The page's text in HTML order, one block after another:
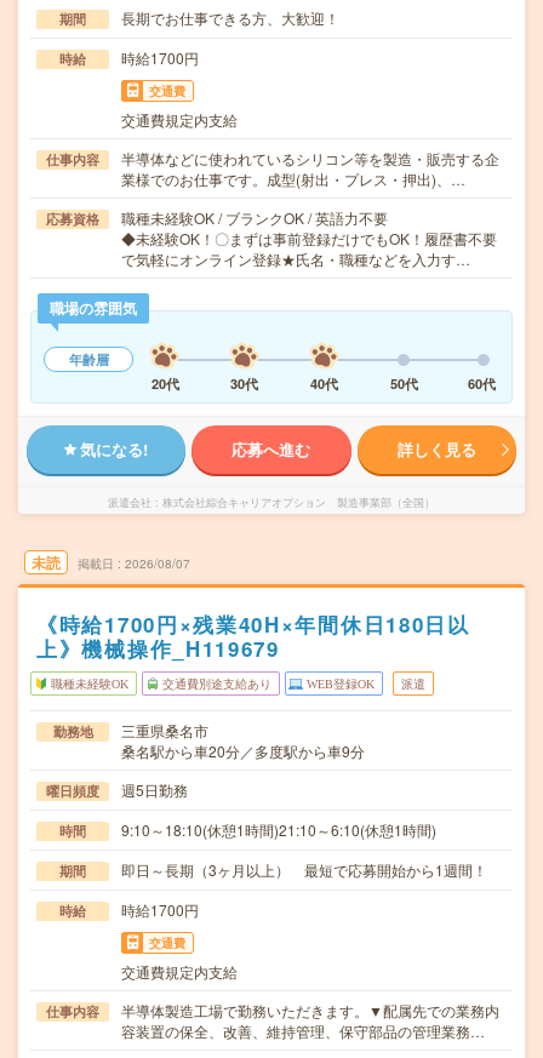
期間 長期でお仕事できる方、大歓迎！
時給 時給1700円
交通費
交通費規定内支給
仕事内容
半導体などに使われているシリコン等を製造・販売する企
業様でのお仕事です。成型(射出・プレス・押出)、…
応募資格
職種未経験OK / ブランクOK / 英語力不要
◆未経験OK！〇まずは事前登録だけでもOK！履歴書不要
で気軽にオンライン登録★氏名・職種などを入力す…
職場の雰囲気
年齢層
20代
30代 40代 50代 60代
気になる! 応募へ進む 詳しく見る
派遣会社 株式会社綜合キャリアオプション 製造事業部（全国）
未読 掲載日 2026/08/07
《時給1700円×残業40H×年間休日180日以
上》機械操作_H119679
職種未経験OK 交通費別途支給あり WEB登録OK 派遣
勤務地
三重県桑名市
桑名駅から車20分／多度駅から車9分
曜日頻度 週5日勤務
時間 9:10～18:10(休憩1時間)21:10～6:10(休憩1時間)
期間 即日～長期（3ヶ月以上） 最短で応募開始から1週間！
時給 時給1700円
交通費
交通費規定内支給
仕事内容
半導体製造工場で勤務いただきます。▼配属先での業務内
容装置の保全、改善、維持管理、保守部品の管理業務…